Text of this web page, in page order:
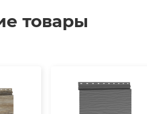
товары